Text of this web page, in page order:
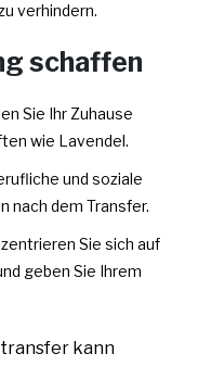
verhindern.
schaffen
Sie Ihr Zuhause
wie Lavendel.
und soziale
nach dem Transfer.
Sie sich auf
geben Sie Ihrem
kann